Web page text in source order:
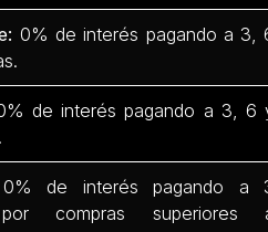
0% de interés pagando a 3,
de interés pagando a 3, 6
de interés pagando a
compras superiores